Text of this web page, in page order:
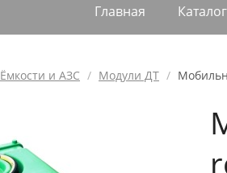
Главная
Ёмкости и АЗС / Модули ДТ /